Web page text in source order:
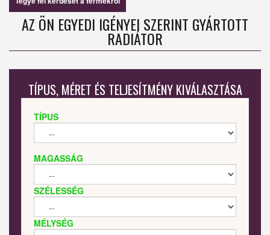
AZ ÖN EGYEDI IGÉNYEI SZERINT GYÁRTOTT
RADIÁTOR
TÍPUS, MÉRET ÉS TELJESÍTMÉNY KIVÁLASZTÁSA
TÍPUS
MAGASSÁG
SZÉLESSÉG
MÉLYSÉG